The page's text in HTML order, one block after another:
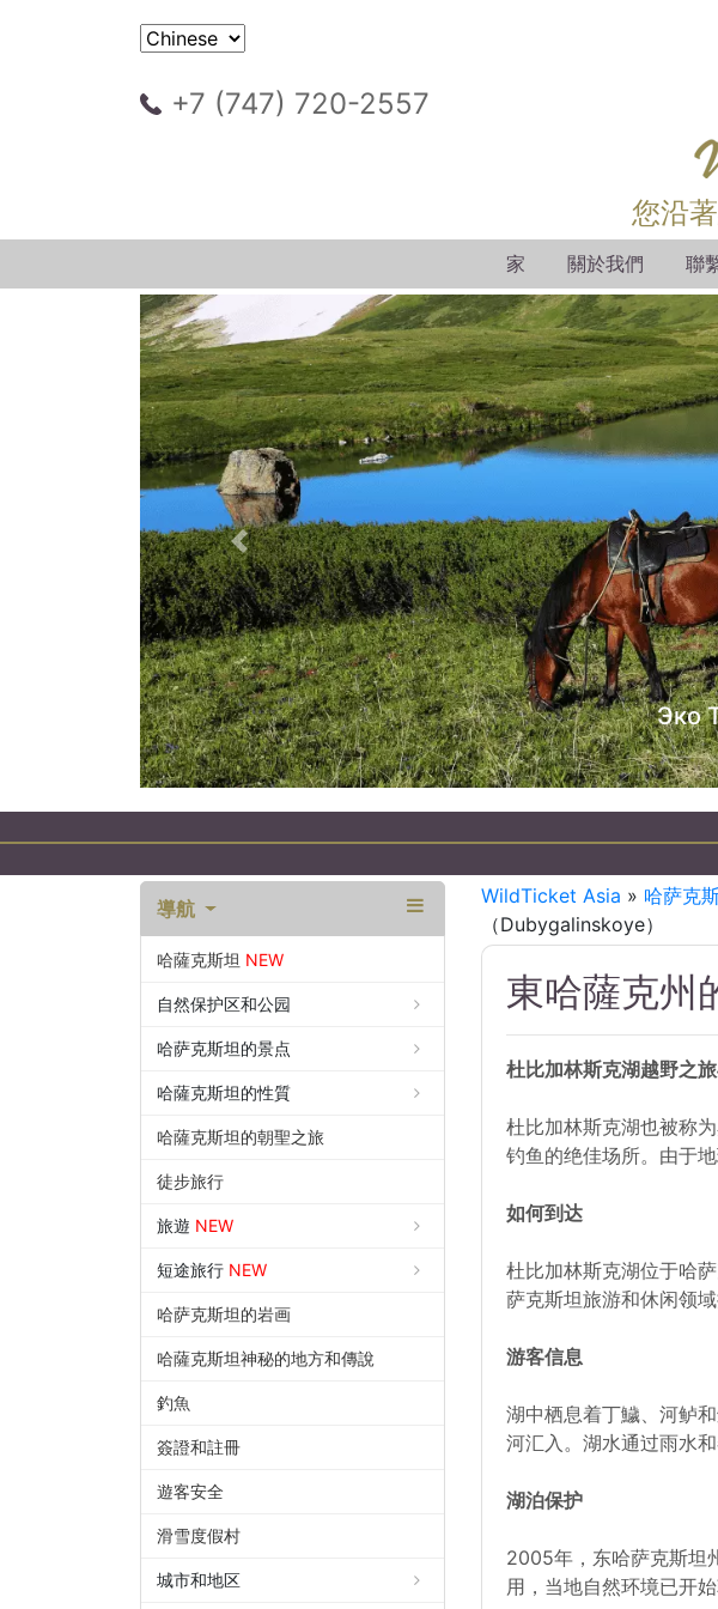
+7 (747) 720-2557
您沿
家 關於我們 聯
哈
以前的
導航
哈薩克斯坦 NEW
自然保护区和公园
哈萨克斯坦的景点
哈薩克斯坦的性質
哈薩克斯坦的朝聖之旅
徒步旅行
旅遊 NEW
短途旅行 NEW
哈萨克斯坦的岩画
哈薩克斯坦神秘的地方和傳說
釣魚
簽證和註冊
遊客安全
滑雪度假村
城市和地区
WildTicket Asia » 哈萨克
（Dubygalinskoye）
東哈薩克州
杜比加林斯克湖越野之
杜比加林斯克湖也被称
钓鱼的绝佳场所。由于
如何到达
杜比加林斯克湖位于哈
萨克斯坦旅游和休闲领域
游客信息
湖中栖息着丁鱥、河鲈
河汇入。湖水通过雨水和
湖泊保护
2005年，东哈萨克斯坦
用，当地自然环境已开